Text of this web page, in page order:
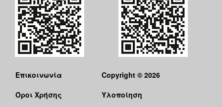
Επικοινωνία
Όροι Χρήσης
Copyright © 2026
Υλοποίηση